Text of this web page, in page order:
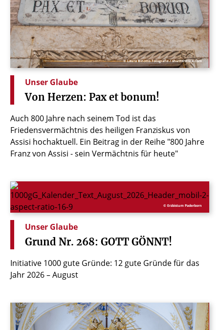
© Laura Binotto Fotografie / shutterstock.com
Unser Glaube
Von Herzen: Pax et bonum!
Auch 800 Jahre nach seinem Tod ist das
Friedensvermächtnis des heiligen Franziskus von
Assisi hochaktuell. Ein Beitrag in der Reihe "800 Jahre
Franz von Assisi - sein Vermächtnis für heute"
© Erzbistum Paderborn
Unser Glaube
Grund Nr. 268: GOTT GÖNNT!
Initiative 1000 gute Gründe: 12 gute Gründe für das
Jahr 2026 – August